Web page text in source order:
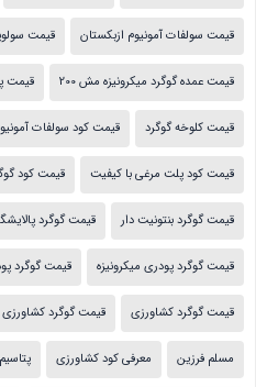
قیمت سولفات آمونیوم ازبکستان قیمت
قیمت عمده گوگرد میکرونیزه مش 200 قیمت
قیمت کلوخه گوگرد قیمت کود سولفات
قیمت کود پلت مرغی با کیفیت قیمت کود گوگرد
قیمت گوگرد بنتونیت دار قیمت گوگرد
قیمت گوگرد پودری میکرونیزه قیمت گوگرد
قیمت گوگرد کشاورزی قیمت گوگرد
مسلم فرزین معرفی کود کشاورزی